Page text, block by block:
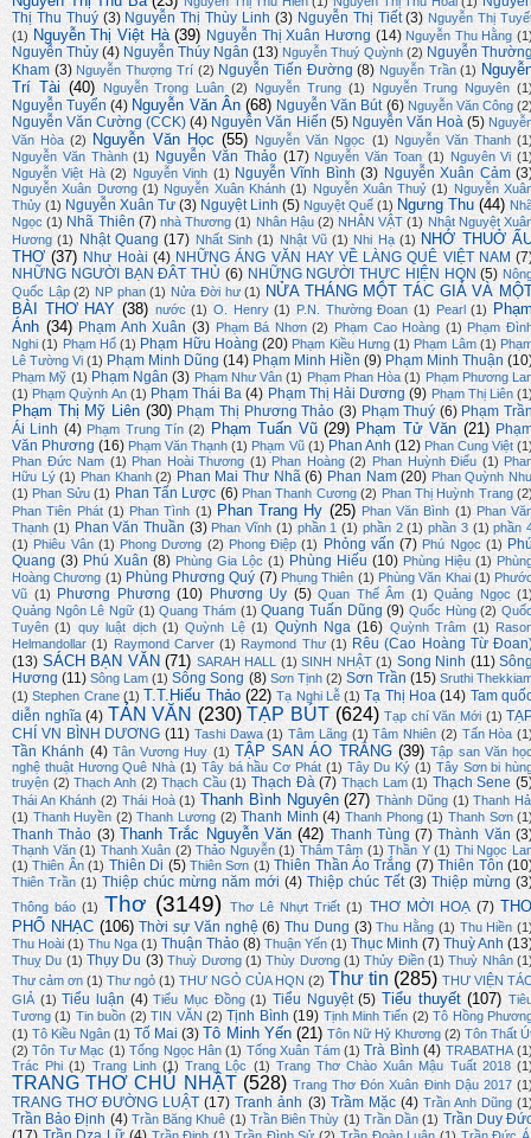
Thị Thu Thuý (3) Nguyễn Thị Thùy Linh (3) Nguyễn Thị Tiết (3) Nguyễn Thị
(1) Nguyễn Thị Việt Hà (39) Nguyễn Thị Xuân Hương (14) Nguyễn Thu Hằng
Nguyễn Thủy (4) Nguyễn Thúy Ngân (13) Nguyễn Thuý Quỳnh (2) Nguyễn
Kham (3) Nguyễn Thượng Trí (2) Nguyễn Tiến Đường (8) Nguyễn Trần (1)
Trí Tài (40) Nguyễn Trọng Luân (2) Nguyễn Trung (1) Nguyễn Trung Nguyên
Nguyễn Tuyển (4) Nguyễn Văn Ân (68) Nguyễn Văn Bút (6) Nguyễn Văn Công
Nguyễn Văn Cường (CCK) (4) Nguyễn Văn Hiến (5) Nguyễn Văn Hoà (5)
Văn Hòa (2) Nguyễn Văn Học (55) Nguyễn Văn Ngọc (1) Nguyễn Văn Thanh
Nguyễn Văn Thành (1) Nguyễn Văn Thảo (17) Nguyễn Văn Toan (1) Nguyên Vi
Nguyễn Việt Hà (2) Nguyễn Vinh (1) Nguyễn Vĩnh Bình (3) Nguyễn Xuân Cảm
Nguyễn Xuân Dương (1) Nguyễn Xuân Khánh (1) Nguyễn Xuân Thuỷ (1) Nguyễn
Thủy (1) Nguyễn Xuân Tư (3) Nguyệt Linh (5) Nguyệt Quế (1) Ngưng Thu (44)
Ngọc (1) Nhã Thiên (7) nhà Thương (1) Nhân Hậu (2) NHÂN VẬT (1) Nhật Nguyệt
Hương (1) Nhật Quang (17) Nhất Sinh (1) Nhật Vũ (1) Nhi Hạ (1) NHỚ THUỞ
THƠ (37) Như Hoài (4) NHỮNG ÁNG VĂN HAY VỀ LÀNG QUÊ VIỆT NAM
NHỮNG NGƯỜI BẠN ĐÂT THỦ (6) NHỮNG NGƯỜI THỰC HIỆN HQN (5)
Quốc Lập (2) NP phan (1) Nửa Đời hư (1) NỬA THÁNG MỘT TÁC GIẢ VÀ
BÀI THƠ HAY (38) nước (1) O. Henry (1) P.N. Thường Đoan (1) Pearl (1)
Ánh (34) Phạm Anh Xuân (3) Phạm Bá Nhơn (2) Phạm Cao Hoàng (1) Phạm
Nghi (1) Phạm Hổ (1) Phạm Hữu Hoàng (20) Phạm Kiều Hưng (1) Phạm Lâm (1)
Lê Tường Vi (1) Phạm Minh Dũng (14) Phạm Minh Hiền (9) Phạm Minh Thuận
Phạm Mỹ (1) Phạm Ngân (3) Phạm Như Vân (1) Phạm Phan Hòa (1) Phạm Phương
(1) Phạm Quỳnh An (1) Phạm Thái Ba (4) Phạm Thị Hải Dương (9) Phạm Thị Liên
Phạm Thị Mỹ Liên (30) Phạm Thị Phương Thảo (3) Phạm Thuý (6) Phạm
Ái Linh (4) Phạm Trung Tín (2) Phạm Tuấn Vũ (29) Phạm Tử Văn (21)
Văn Phương (16) Phạm Văn Thạnh (1) Phạm Vũ (1) Phan Anh (12) Phan Cung Việt
Phan Đức Nam (1) Phan Hoài Thương (1) Phan Hoàng (2) Phan Huỳnh Điểu (1)
Hữu Lý (1) Phan Khanh (2) Phan Mai Thư Nhã (6) Phan Nam (20) Phan Quỳnh
(1) Phan Sửu (1) Phan Tấn Lược (6) Phan Thanh Cương (2) Phan Thị Huỳnh Trang
Phan Tiên Phát (1) Phan Tình (1) Phan Trang Hy (25) Phan Văn Bình (1) Phan
Thạnh (1) Phan Văn Thuần (3) Phan Vĩnh (1) phần 1 (1) phần 2 (1) phần 3 (1) phần
(1) Phiêu Vân (1) Phong Dương (2) Phong Điệp (1) Phỏng vấn (7) Phú Ngọc (1)
Quang (3) Phú Xuân (8) Phùng Gia Lộc (1) Phùng Hiếu (10) Phùng Hiệu (1)
Hoàng Chương (1) Phùng Phương Quý (7) Phụng Thiên (1) Phùng Văn Khai (1)
Vũ (1) Phương Phương (10) Phương Uy (5) Quan Thế Âm (1) Quảng Ngọc
Quảng Ngôn Lê Ngữ (1) Quang Thám (1) Quang Tuấn Dũng (9) Quốc Hùng (2)
Tuyên (1) quy luật dịch (1) Quỳnh Lệ (1) Quỳnh Nga (16) Quỳnh Trâm (1)
Helmandollar (1) Raymond Carver (1) Raymond Thư (1) Rêu (Cao Hoàng Từ
(13) SÁCH BẠN VĂN (71) SARAH HALL (1) SINH NHẬT (1) Song Ninh (11)
Hương (11) Sông Lam (1) Sông Song (8) Sơn Tịnh (2) Sơn Trần (15) Sruthi
(1) Stephen Crane (1) T.T.Hiếu Thảo (22) Tạ Nghi Lễ (1) Tạ Thị Hoa (14) Tam
diễn nghĩa (4) TẢN VĂN (230) TẠP BÚT (624) Tạp chí Văn Mới (1)
CHÍ VN BÌNH DƯƠNG (11) Tashi Dawa (1) Tâm Lãng (1) Tâm Nhiên (2) Tấn Hòa
Tần Khánh (4) Tân Vương Huy (1) TẬP SAN ÁO TRẮNG (39) Tập san Văn
nghệ thuật Hương Quê Nhà (1) Tây bá hầu Cơ Phát (1) Tây Du Ký (1) Tây Sơn bi
truyện (2) Thạch Anh (2) Thạch Cầu (1) Thạch Đà (7) Thạch Lam (1) Thạch Sene
Thái An Khánh (2) Thái Hoà (1) Thanh Bình Nguyên (27) Thành Dũng (1) Thanh
(1) Thanh Huyền (2) Thanh Lương (2) Thanh Minh (4) Thanh Phong (1) Thanh Sơn
Thanh Thảo (3) Thanh Trắc Nguyễn Văn (42) Thanh Tùng (7) Thành Văn
Thạnh Văn (1) Thanh Xuân (2) Thảo Nguyễn (1) Thâm Tâm (1) Thần Y (1) Thi Ngọc
(1) Thiên Ân (1) Thiên Di (5) Thiên Sơn (1) Thiên Thần Áo Trắng (7) Thiên Tôn
Thiên Trần (1) Thiệp chúc mừng năm mới (4) Thiệp chúc Tết (3) Thiệp mừng
Thông báo (1) Thơ (3149) Thơ Lê Nhựt Triết (1) THƠ MỜI HOẠ (7)
PHỔ NHẠC (106) Thời sự Văn nghệ (6) Thu Dung (3) Thu Hằng (1) Thu Hiền
Thu Hoài (1) Thu Nga (1) Thuận Thảo (8) Thuận Yến (1) Thục Minh (7) Thuỳ Anh
Thuỵ Du (1) Thụy Du (3) Thuỳ Dương (1) Thùy Dương (1) Thủy Điền (1) Thuỳ Nhân
Thư cảm ơn (1) Thư ngỏ (1) THƯ NGỎ CỦA HQN (2) Thư tin (285) THƯ VIỆN
GIẢ (1) Tiểu luận (4) Tiểu Mục Đồng (1) Tiểu Nguyệt (5) Tiểu thuyết (107)
Tương (1) Tin buồn (2) TIN VĂN (2) Tịnh Bình (19) Tịnh Minh Tiến (2) Tô Hồng
(1) Tô Kiều Ngân (1) Tố Mai (3) Tô Minh Yến (21) Tôn Nữ Hỷ Khương (2) Tôn Thất
(2) Tôn Tư Mạc (1) Tống Ngọc Hân (1) Tống Xuân Tám (1) Trà Bình (4) TRABATHA
Trác Phi (1) Trang Linh (1) Trang Lộc (1) Trang Thơ Chào Xuân Mậu Tuất 2018
TRANG THƠ CHỦ NHẬT (528) Trang Thơ Đón Xuân Đinh Dậu 2017
TRANG THƠ ĐƯỜNG LUẬT (17) Tranh ảnh (3) Trầm Mặc (4) Trần Anh Dũng
Trần Bảo Định (4) Trần Băng Khuê (1) Trần Biên Thùy (1) Trần Dần (1) Trần Duy